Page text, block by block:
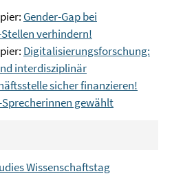
Gender-Gap bei
verhindern!
Digitalisierungsforschung:
interdisziplinär
sicher finanzieren!
Sprecherinnen gewählt
Wissenschaftstag